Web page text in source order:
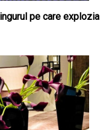
pe care explozia